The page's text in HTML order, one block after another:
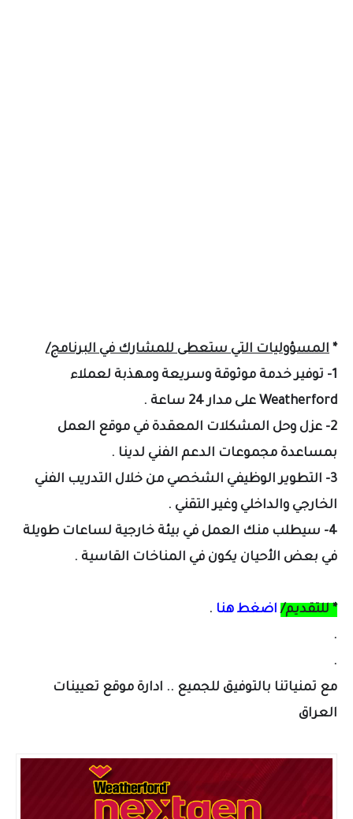
* المسؤوليات التي ستعطى للمشارك في البرنامج/
1- توفير خدمة موثوقة وسريعة ومهذبة لعملاء
Weatherford على مدار 24 ساعة .
2- عزل وحل المشكلات المعقدة في موقع العمل
بمساعدة مجموعات الدعم الفني لدينا .
3- التطوير الوظيفي الشخصي من خلال التدريب الفني
الخارجي والداخلي وغير التقني .
4- سيطلب منك العمل في بيئة خارجية لساعات طويلة
في بعض الأحيان يكون في المناخات القاسية .
* للتقديم/ اضغط هنا .
.
.
مع تمنياتنا بالتوفيق للجميع .. ادارة موقع تعيينات
العراق